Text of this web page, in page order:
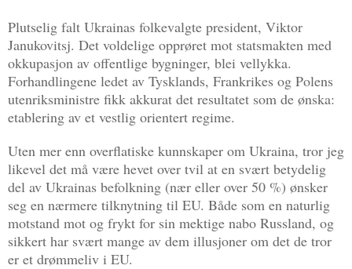
Plutselig falt Ukrainas folkevalgte president, Viktor
Janukovitsj. Det voldelige opprøret mot statsmakten med
okkupasjon av offentlige bygninger, blei vellykka.
Forhandlingene ledet av Tysklands, Frankrikes og Polens
utenriksministre fikk akkurat det resultatet som de ønska:
etablering av et vestlig orientert regime.
Uten mer enn overflatiske kunnskaper om Ukraina, tror jeg
likevel det må være hevet over tvil at en svært betydelig
del av Ukrainas befolkning (nær eller over 50 %) ønsker
seg en nærmere tilknytning til EU. Både som en naturlig
motstand mot og frykt for sin mektige nabo Russland, og
sikkert har svært mange av dem illusjoner om det de tror
er et drømmeliv i EU.